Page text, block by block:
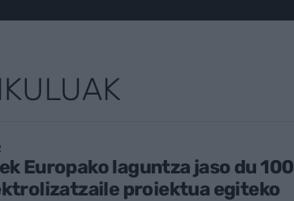
Europako laguntza jaso du 100
proiektua egiteko